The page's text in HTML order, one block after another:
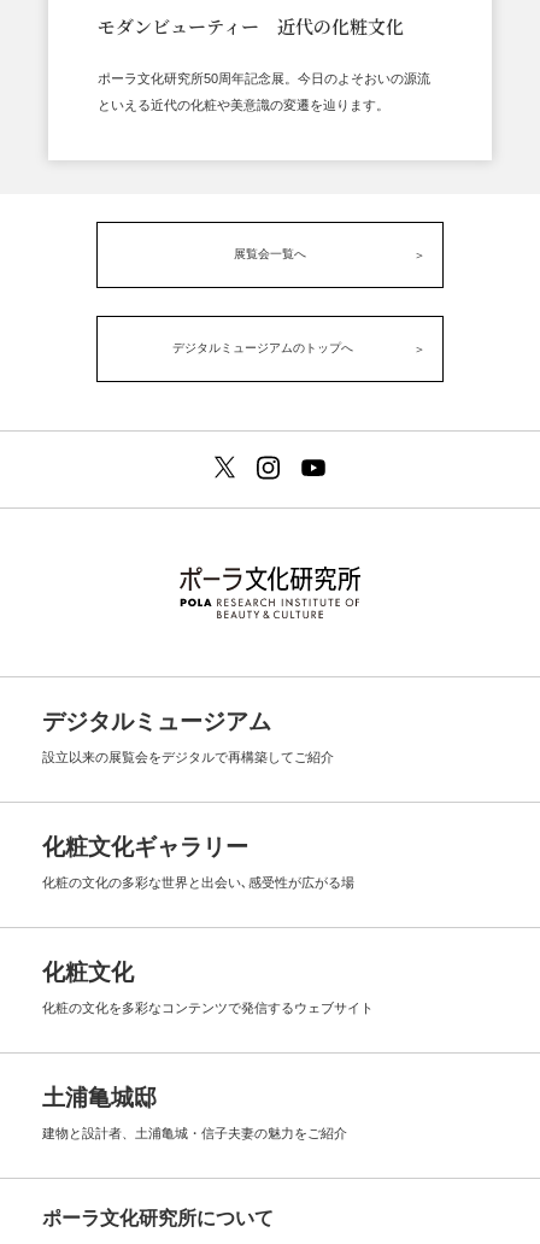
モダンビューティー 近代の化粧文化
ポーラ文化研究所50周年記念展。今日のよそおいの源流
といえる近代の化粧や美意識の変遷を辿ります。
展覧会一覧へ
デジタルミュージアムのトップへ
デジタルミュージアム
設立以来の展覧会をデジタルで再構築してご紹介
化粧文化ギャラリー
化粧の文化の多彩な世界と出会い､ 感受性が広がる場
化粧文化
化粧の文化を多彩なコンテンツで発信するウェブサイト
土浦亀城邸
建物と設計者、土浦亀城・信子夫妻の魅力をご紹介
ポーラ文化研究所について